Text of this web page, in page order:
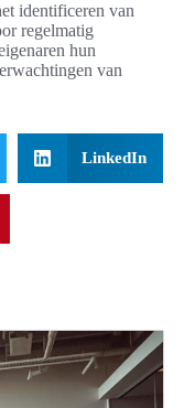
identificeren van
regelmatig
hun
van
LinkedIn